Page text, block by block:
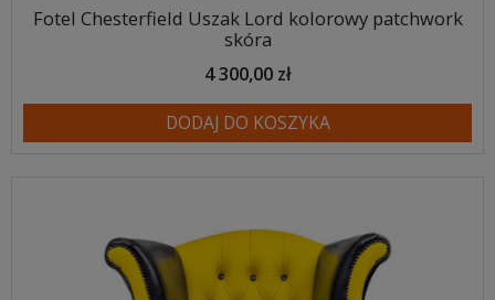
Fotel Chesterfield Uszak Lord kolorowy patchwork
skóra
4 300,00 zł
DODAJ DO KOSZYKA